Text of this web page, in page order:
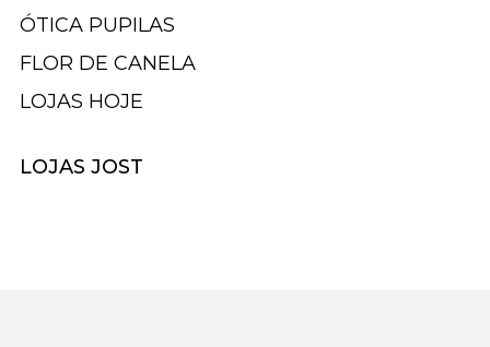
ÓTICA PUPILAS
FLOR DE CANELA
LOJAS HOJE
LOJAS JOST